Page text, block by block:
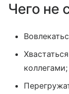
Чего не
коллегами;